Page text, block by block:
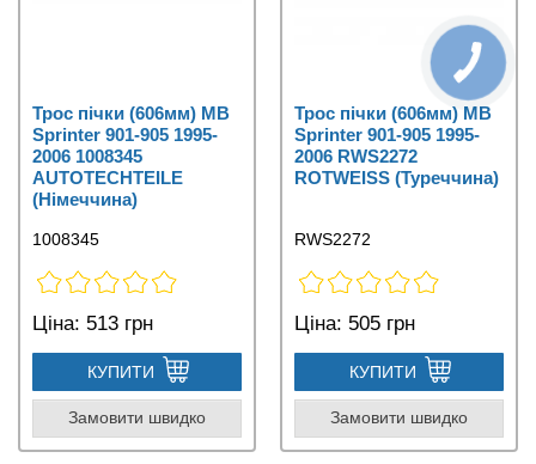
Трос пічки (606мм) MB
Sprinter 901-905 1995-
2006 1008345
AUTOTECHTEILE
(Німеччина)
1008345
Ціна: 513 грн
КУПИТИ
Замовити швидко
Трос пічки (606мм) MB
Sprinter 901-905 1995-
2006 RWS2272
ROTWEISS (Туреччина)
RWS2272
Ціна: 505 грн
КУПИТИ
Замовити швидко